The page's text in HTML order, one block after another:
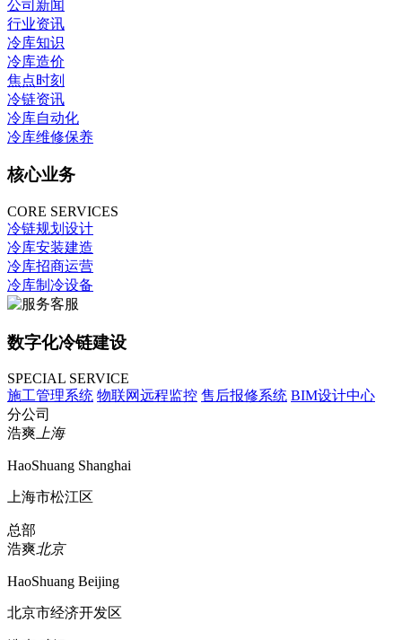
公司新闻
行业资讯
冷库知识
冷库造价
焦点时刻
冷链资讯
冷库自动化
冷库维修保养
核心业务
CORE SERVICES
冷链规划设计
冷库安装建造
冷库招商运营
冷库制冷设备
数字化冷链建设
SPECIAL SERVICE
施工管理系统 物联网远程监控 售后报修系统 BIM设计中心
分公司
浩爽上海
HaoShuang Shanghai
上海市松江区
总部
浩爽北京
HaoShuang Beijing
北京市经济开发区